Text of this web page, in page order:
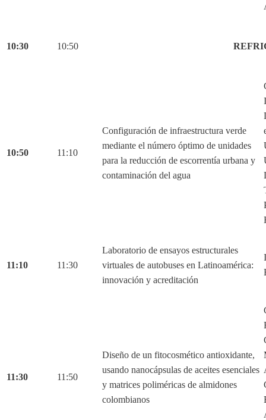
10:30 10:50
10:50 11:10
Configuración de infraestructura verde
mediante el número óptimo de unidades
para la reducción de escorrentía urbana y
contaminación del agua
11:10 11:30
Laboratorio de ensayos estructurales
virtuales de autobuses en Latinoamérica:
innovación y acreditación
11:30 11:50
Diseño de un fitocosmético antioxidante,
usando nanocápsulas de aceites esenciales
y matrices poliméricas de almidones
colombianos